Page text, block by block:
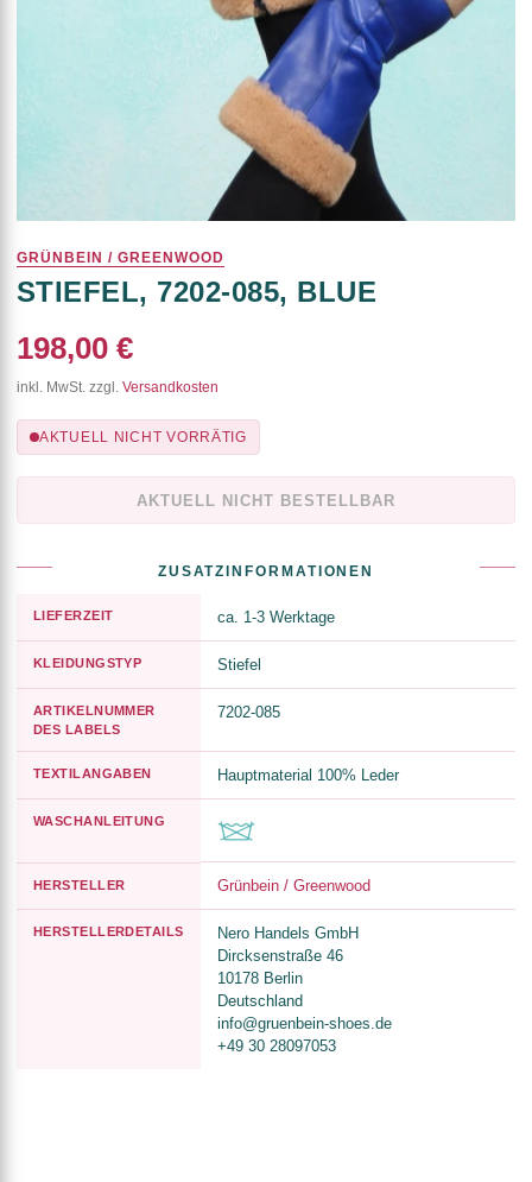
GRÜNBEIN / GREENWOOD
STIEFEL, 7202-085, BLUE
198,00 €
inkl. MwSt. zzgl. Versandkosten
AKTUELL NICHT VORRÄTIG
AKTUELL NICHT BESTELLBAR
ZUSATZINFORMATIONEN
LIEFERZEIT ca. 1-3 Werktage
KLEIDUNGSTYP Stiefel
ARTIKELNUMMER
DES LABELS
7202-085
TEXTILANGABEN Hauptmaterial 100% Leder
WASCHANLEITUNG
HERSTELLER Grünbein / Greenwood
HERSTELLERDETAILS
Nero Handels GmbH
Dircksenstraße 46
10178 Berlin
Deutschland
info@gruenbein-shoes.de
+49 30 28097053